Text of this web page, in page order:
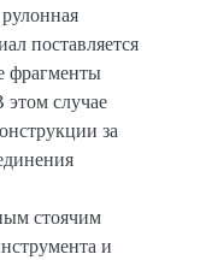
поставляется
фрагменты
этом случае
за
стоячим
и